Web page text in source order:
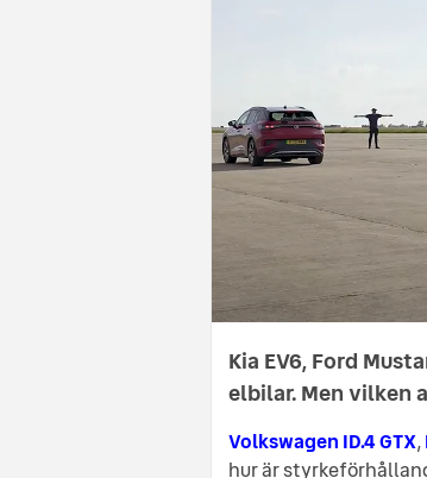
Kia EV6, Ford
elbilar. Men vilken
Volkswagen ID.4 GTX,
hur är